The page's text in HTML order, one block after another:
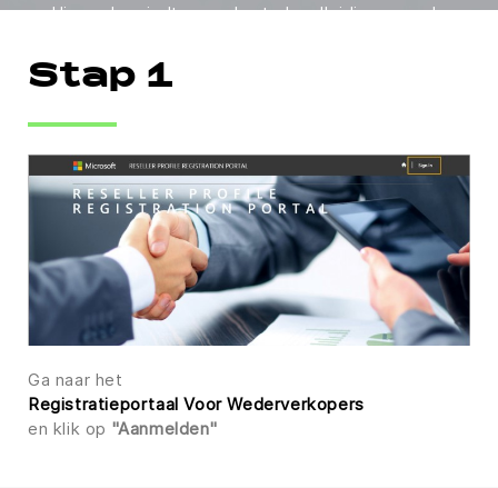
Hieronder vindt u een korte handleiding voor de
Stap 1
Ga naar het
Registratieportaal Voor Wederverkopers
en klik op "Aanmelden"